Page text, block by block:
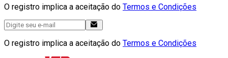
O registro implica a aceitação do Termos e Condições
O registro implica a aceitação do Termos e Condições